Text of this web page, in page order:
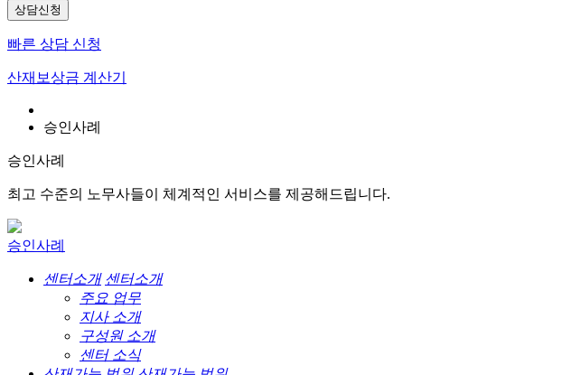
상담신청
빠른 상담 신청
산재보상금 계산기
승인사례
승인사례
최고 수준의 노무사들이 체계적인 서비스를 제공해드립니다.
승인사례
센터소개 센터소개
주요 업무
지사 소개
구성원 소개
센터 소식